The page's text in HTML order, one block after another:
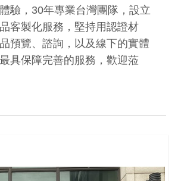
驗，30年專業台灣團隊，設立
客製化服務，堅持用認證材
預覽、諮詢，以及線下的實體
具保障完善的服務，歡迎蒞